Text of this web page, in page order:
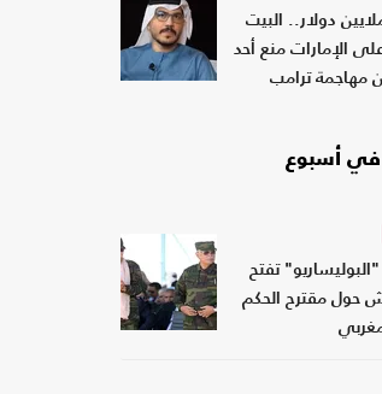
5 ملايين دولار.. البيت
الإمارات منع أحد
مهاجمة ترامب
في أسبوع
"البوليساريو" تفتح
حول مقترح الحكم